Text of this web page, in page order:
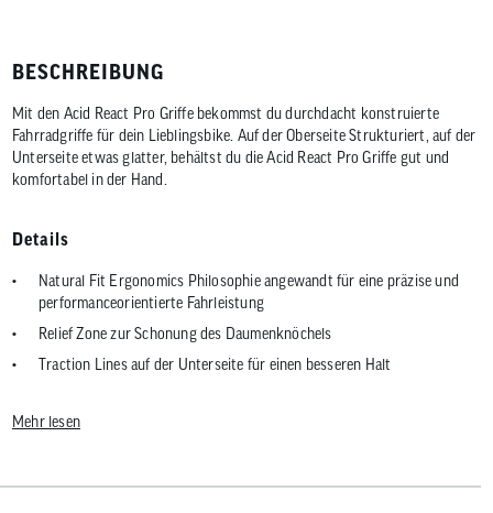
BESCHREIBUNG
Mit den Acid React Pro Griffe bekommst du durchdacht konstruierte
Fahrradgriffe für dein Lieblingsbike. Auf der Oberseite Strukturiert, auf der
Unterseite etwas glatter, behältst du die Acid React Pro Griffe gut und
komfortabel in der Hand.
Details
Natural Fit Ergonomics Philosophie angewandt für eine präzise und
performanceorientierte Fahrleistung
Relief Zone zur Schonung des Daumenknöchels
Traction Lines auf der Unterseite für einen besseren Halt
ACID GILink zur Montage von Zubehör Teilen wie Werkzeugen
Mehr lesen